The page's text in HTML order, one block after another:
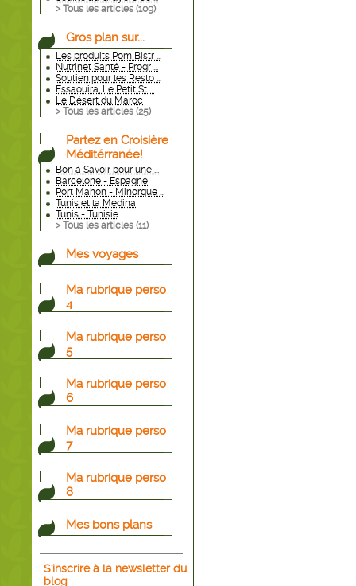
> Tous les articles (109)
Gros plan sur...
Les produits Pom Bistr ...
Nutrinet Santé - Progr ...
Soutien pour les Resto ...
Essaouira, Le Petit St ...
Le Désert du Maroc
> Tous les articles (25)
Partez en Croisière
Méditérranée!
Bon à Savoir pour une ...
Barcelone - Espagne
Port Mahon - Minorque ...
Tunis et la Medina
Tunis - Tunisie
> Tous les articles (11)
Mes voyages
Ma rubrique perso
4
Ma rubrique perso
5
Ma rubrique perso
6
Ma rubrique perso
7
Ma rubrique perso
8
Mes bons plans
S'inscrire à la newsletter du
blog